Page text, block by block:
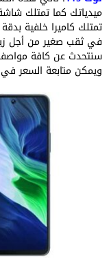
في ثقب صغير من أجل
سنتحدث عن كافة
ويمكن متابعة السعر